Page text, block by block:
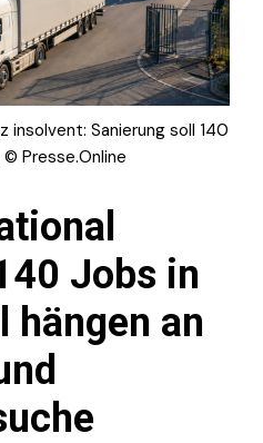
insolvent: Sanierung soll 140
Presse.Online
Jobs in
hängen an